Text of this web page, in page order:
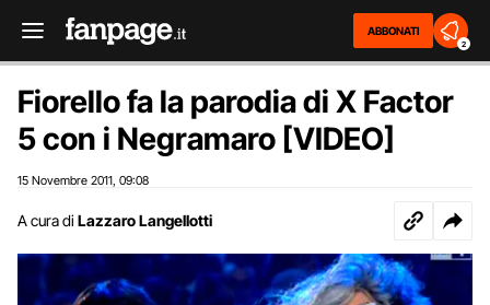
ABBONATI
2
Fiorello fa la parodia di X Factor
5 con i Negramaro [VIDEO]
15 Novembre 2011 09:08
A cura di Lazzaro Langellotti